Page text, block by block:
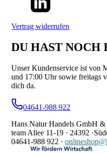
Vertrag widerrufen
DU HAST NOCH
Unser Kundenservice ist von
und 17:00 Uhr sowie freitags
dich da.
04641-988 922
Hans Natur Handels GmbH &
team Allee 11-19 · 24392 ·
04641-988 922 ·